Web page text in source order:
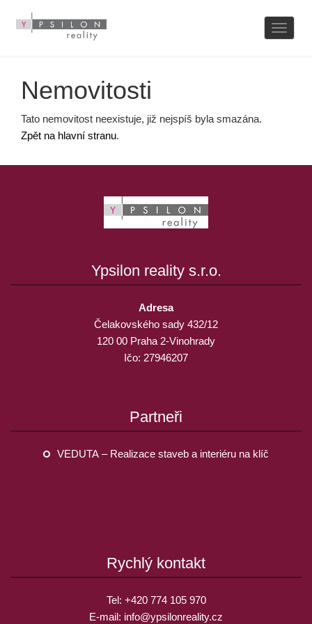
Nemovitosti
Tato nemovitost neexistuje, již nejspíš byla smazána.
Zpět na hlavní stranu.
Ypsilon reality s.r.o.
Adresa
Čelakovského sady 432/12
120 00 Praha 2-Vinohrady
Ičo: 27946207
Partneři
VEDUTA – Realizace staveb a interiéru na klíč
Rychlý kontakt
Tel: +420 774 105 970
E-mail: info@ypsilonreality.cz